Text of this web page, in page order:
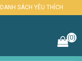
DANH SÁCH YÊU THÍCH
(0)